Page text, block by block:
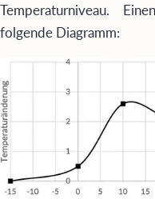
Temperaturniveau.
folgende Diagramm: